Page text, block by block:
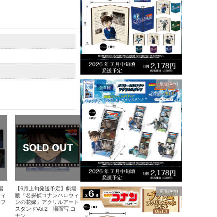
広告(Ads)
広告(Ads)
【6月上旬発送予定】劇場
版『名探偵コナンハロウィ
ンの花嫁』アクリルアート
スタンドVol.2 場面写 コ
ナン